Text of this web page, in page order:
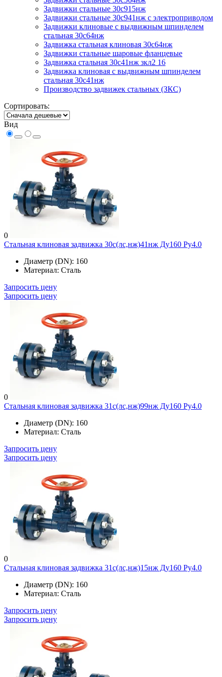
Задвижки стальные 30с915нж
Задвижки стальные 30с941нж с электроприводом
Задвижки клиновые с выдвижным шпинделем
стальная 30с64нж
Задвижка стальная клиновая 30с64нж
Задвижки стальные шаровые фланцевые
Задвижка стальная 30с41нж зкл2 16
Задвижка клиновая с выдвижным шпинделем
стальная 30с41нж
Производство задвижек стальных (ЗКС)
Сортировать:
Вид
0
Стальная клиновая задвижка 30с(лс,нж)41нж Ду160 Ру4.0
Диаметр (DN): 160
Материал: Сталь
Запросить цену
Запросить цену
0
Стальная клиновая задвижка 31с(лс,нж)99нж Ду160 Ру4.0
Диаметр (DN): 160
Материал: Сталь
Запросить цену
Запросить цену
0
Стальная клиновая задвижка 31с(лс,нж)15нж Ду160 Ру4.0
Диаметр (DN): 160
Материал: Сталь
Запросить цену
Запросить цену